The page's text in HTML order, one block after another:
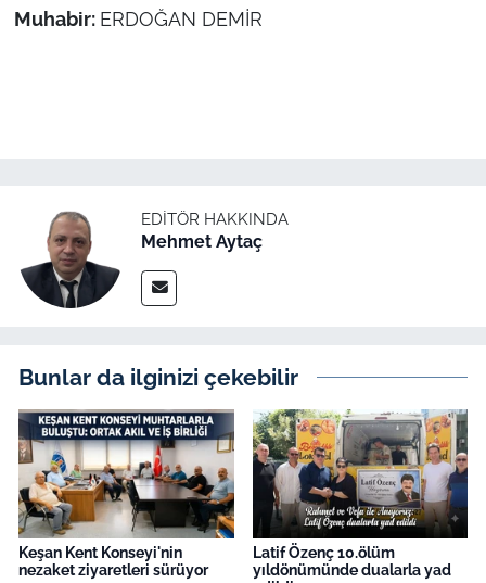
Muhabir: ERDOĞAN DEMİR
EDITÖR HAKKINDA
Mehmet Aytaç
Bunlar da ilginizi çekebilir
Keşan Kent Konseyi'nin
nezaket ziyaretleri sürüyor
Latif Özenç 10.ölüm
yıldönümünde dualarla yad